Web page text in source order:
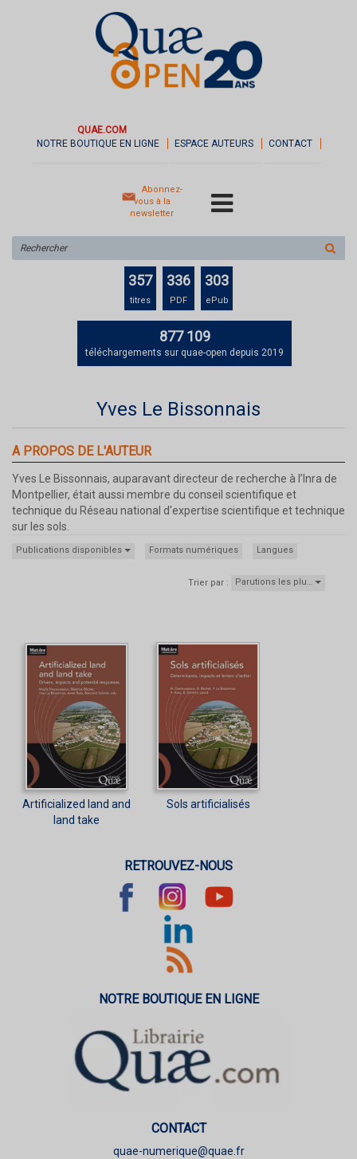
QUAE.COM
NOTRE BOUTIQUE EN LIGNE
ESPACE AUTEURS CONTACT
Abonnez-
vous à la
newsletter
sur
le
357
titres
336
PDF
303
ePub
877 109
téléchargements sur quae-open depuis 2019
Yves Le Bissonnais
A PROPOS DE L'AUTEUR
Yves Le Bissonnais, auparavant directeur de recherche à l’Inra de
Montpellier, était aussi membre du conseil scientifique et
technique du Réseau national d'expertise scientifique et technique
sur les sols.
Publications disponibles Formats numériques Langues
Trier par : Parutions les plu…
Artificialized land and
land take
Sols artificialisés
RETROUVEZ-NOUS
NOTRE BOUTIQUE EN LIGNE
CONTACT
quae-numerique@quae.fr